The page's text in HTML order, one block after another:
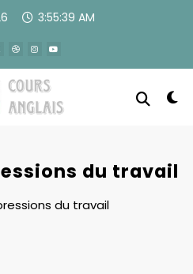
3:55:39 AM
du travail
du travail